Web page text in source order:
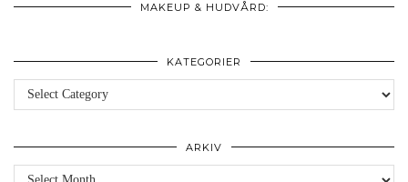
MAKEUP & HUDVÅRD:
KATEGORIER
Kategorier
ARKIV
Arkiv